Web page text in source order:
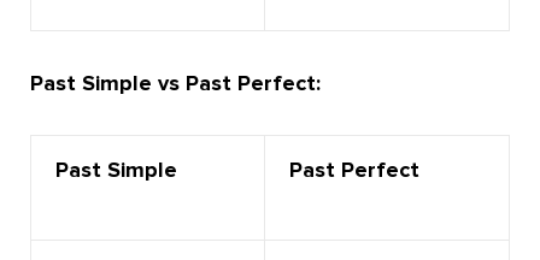
Past Simple vs Past Perfect:
Past Simple Past Perfect